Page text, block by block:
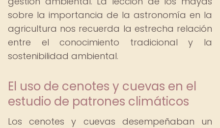
sobre la importancia de la astronomía en la
agricultura nos recuerda la estrecha relación
entre el conocimiento tradicional y la
sostenibilidad ambiental.
El uso de cenotes y cuevas en el
estudio de patrones climáticos
Los cenotes y cuevas desempeñaban un